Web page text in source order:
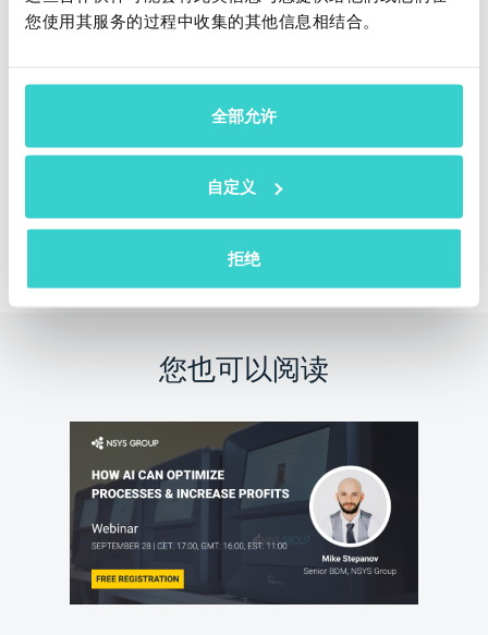
您使用其服务的过程中收集的其他信息相结合。
全部允许
自定义
拒绝
请继续关注关于Reeva和NSYS Group在创新上的持续
申请免费在线演示
您也可以阅读